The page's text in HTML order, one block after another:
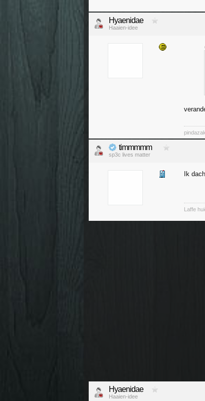
Hyaenidae
Haaien-idee
timmmmm
sp3c lives matter
Ik
Laffe
Hyaenidae
Haaien-idee